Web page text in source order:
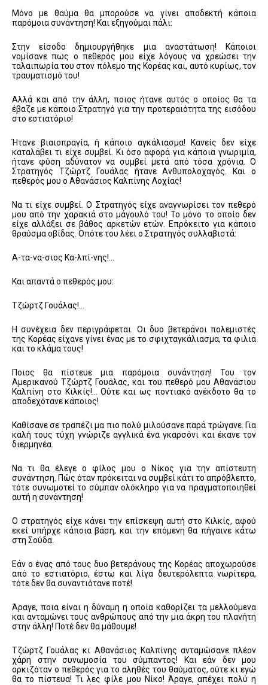
Μόνο με θαύμα θα μπορούσε να γίνει αποδεκτή κάποια
παρόμοια συνάντηση! Και εξηγούμαι πάλι:
Στην είσοδο δημιουργήθηκε μια αναστάτωση! Κάποιοι
νομίσανε πως ο πεθερός μου είχε λόγους να χρεώσει την
ταλαιπωρία του στον πόλεμο της Κορέας και, αυτό κυρίως, τον
τραυματισμό του!
Αλλά και από την άλλη, ποιος ήτανε αυτός ο οποίος θα τα
έβαζε με κάποιο Στρατηγό για την προτεραιότητα της εισόδου
στο εστιατόριο!
Ήτανε βιαιοπραγία, ή κάποιο αγκάλιασμα! Κανείς δεν είχε
καταλάβει τι είχε συμβεί. Κι όσο αφορά για κάποια γνωριμία,
ήτανε φύση αδύνατον να συμβεί μετά από τόσα χρόνια. Ο
Στρατηγός Τζώρτζ Γουάλας ήτανε Ανθυπολοχαγός. Και ο
πεθερός μου ο Αθανάσιος Καλπίνης Λοχίας!
Να τι είχε συμβεί. Ο Στρατηγός είχε αναγνωρίσει τον πεθερό
μου από την χαρακιά στο μάγουλό του! Το μόνο το οποίο δεν
είχε αλλάξει σε βάθος αρκετών ετών. Επρόκειτο για κάποιο
θραύσμα οβίδας. Οπότε του λέει ο Στρατηγός συλλαβιστά:
Α-τα-να-σιος Κα-λπί-νης!…
Και απαντά ο πεθερός μου:
Τζώρτζ Γουάλας!…
Η συνέχεια δεν περιγράφεται. Οι δυο βετεράνοι πολεμιστές
της Κορέας είχανε γίνει ένας με το σφιχταγκάλιασμα, τα φιλιά
και το κλάμα τους!
Ποιος θα πίστευε μια παρόμοια συνάντηση! Του τον
Αμερικανού Τζώρτζ Γουάλας, και του πεθερό μου Αθανάσιου
Καλπίνη στο Κιλκίς!… Ούτε και ως ποντιακό ανέκδοτο θα το
αποδεχότανε κάποιος!
Καθίσανε σε τραπέζι μα πιο πολύ μιλούσανε παρά τρώγανε. Για
καλή τους τύχη γνώριζε αγγλικά ένα γκαρσόνι και έκανε τον
διερμηνέα.
Να τι θα έλεγε ο φίλος μου ο Νίκος για την απίστευτη
συνάντηση. Πώς όταν πρόκειται να συμβεί κάτι το απρόβλεπτο,
τότε συνωμοτεί το σύμπαν ολόκληρο για να πραγματοποιηθεί
αυτή η συνάντηση!
Ο στρατηγός είχε κάνει την επίσκεψη αυτή στο Κιλκίς, αφού
εκεί υπήρχε κάποια βάση, και την επόμενη θα πήγαινε κάτω
στη Σούδα.
Εάν ο ένας από τους δυο βετεράνους της Κορέας αποχωρούσε
από το εστιατόριο, έστω και λίγα δευτερόλεπτα νωρίτερα,
τότε δεν θα συναντιότανε ποτέ!
Άραγε, ποια είναι η δύναμη η οποία καθορίζει τα μελλούμενα
και ανταμώνει τους ανθρώπους από την μια άκρη του πλανήτη
στην άλλη! Ποτέ δεν θα μάθουμε!
Τζώρτζ Γουάλας κι Αθανάσιος Καλπίνης ανταμώσανε πλέον
χάρη στην συνωμοσία του σύμπαντος! Και εάν δεν μου
ορκιζόταν ο πεθερός για το αληθές του θαύματος, ούτε κι εγώ
θα το πίστευα! Τι λες φίλε μου Νίκο! Άραγε, απέχει πολύ η